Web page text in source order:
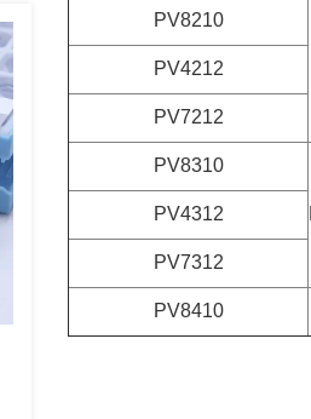
PV8210
PV4212
PV7212
PV8310
PV4312
PV7312
PV8410